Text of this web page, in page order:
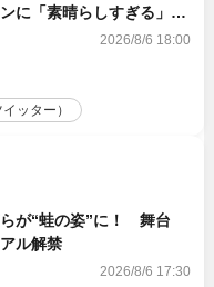
に「素晴らしすぎる」
ネット絶賛
2026/8/6 18:00
ッター）
が“蛙の姿”に！ 舞台
ル解禁
2026/8/6 17:30